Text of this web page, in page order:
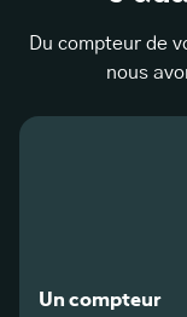
Du compteur de
nous
Un compteur